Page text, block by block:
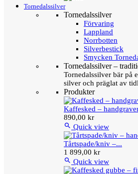
Tornedalssilver
Tornedalssilver
Förvaring
Lappland
Norrbotten
Silverbestick
Smycken
Tornedalssilver –
Tornedalssilver bär på
silver och präglat av
Produkter
Kaffesked –
890,00 kr
 Quick view
Tårtspade/kniv –...
1 899,00 kr
 Quick view